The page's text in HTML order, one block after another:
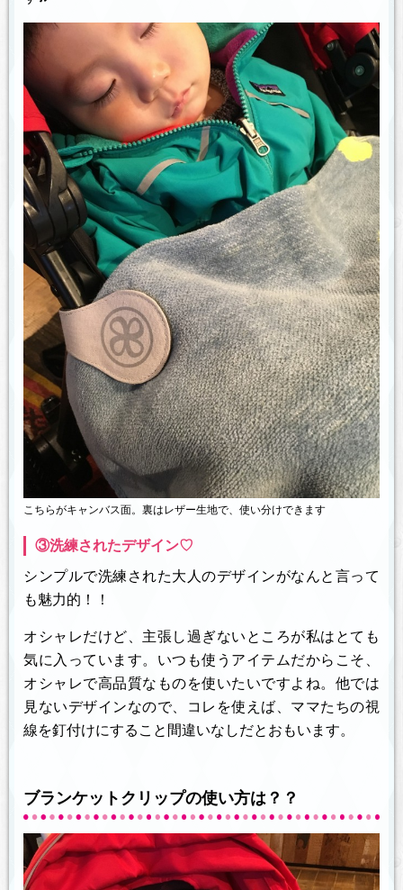
こちらがキャンバス面。裏はレザー生地で、使い分けできます
③洗練されたデザイン♡
シンプルで洗練された大人のデザインがなんと言って
も魅力的！！
オシャレだけど、主張し過ぎないところが私はとても
気に入っています。いつも使うアイテムだからこそ、
オシャレで高品質なものを使いたいですよね。他では
見ないデザインなので、コレを使えば、ママたちの視
線を釘付けにすること間違いなしだとおもいます。
ブランケットクリップの使い方は？？